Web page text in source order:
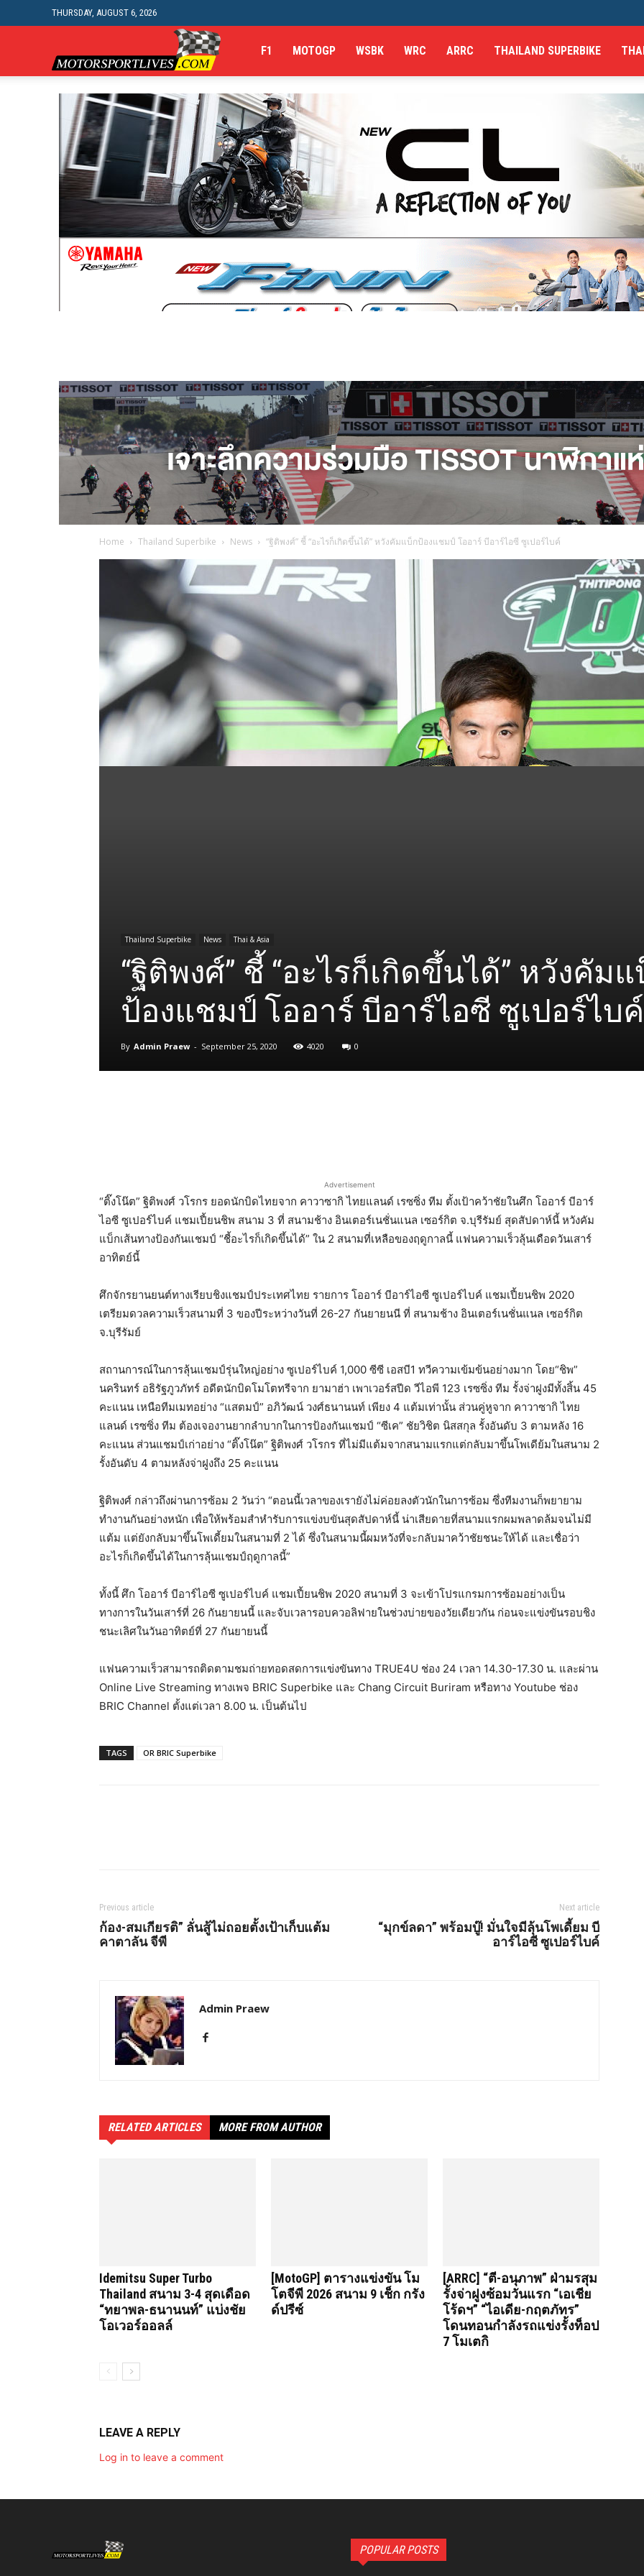
THURSDAY, AUGUST 6, 2026
Motorsportlives
F1 MOTOGP WSBK WRC ARRC THAILAND SUPERBIKE
Home Thailand Superbike News “ฐิติพงศ์” ชี้ “อะไรก็เกิดขึ้นได้” หวังคัมแบ็กป้องแชมป์ โออาร์ บีอาร์ไอซี ซูเปอร์ไบค์
Thailand Superbike News Thai & Asia
“ฐิติพงศ์” ชี้ “อะไรก็เกิดขึ้นได้” หวังคัม
ป้องแชมป์ โออาร์ บีอาร์ไอซี ซูเปอร์ไบค์
By Admin Praew - September 25, 2020 4020 0
Advertisement
“ติ๊งโน๊ต” ฐิติพงศ์ วโรกร ยอดนักบิดไทยจาก คาวาซากิ ไทยแลนด์ เรซซิ่ง ทีม ตั้งเป้าคว้าชัยในศึก โออาร์ บีอาร์
ไอซี ซูเปอร์ไบค์ แชมเปี้ยนชิพ สนาม 3 ที่ สนามช้าง อินเตอร์เนชั่นแนล เซอร์กิต จ.บุรีรัมย์ สุดสัปดาห์นี้ หวังคัม
แบ็กเส้นทางป้องกันแชมป์ “ชี้อะไรก็เกิดขึ้นได้” ใน 2 สนามที่เหลือของฤดูกาลนี้ แฟนความเร็วลุ้นเดือดวันเสาร์
อาทิตย์นี้
ศึกจักรยานยนต์ทางเรียบชิงแชมป์ประเทศไทย รายการ โออาร์ บีอาร์ไอซี ซูเปอร์ไบค์ แชมเปี้ยนชิพ 2020
เตรียมดวลความเร็วสนามที่ 3 ของปีระหว่างวันที่ 26-27 กันยายนนี ที่ สนามช้าง อินเตอร์เนชั่นแนล เซอร์กิต
จ.บุรีรัมย์
สถานการณ์ในการลุ้นแชมป์รุ่นใหญ่อย่าง ซูเปอร์ไบค์ 1,000 ซีซี เอสบี1 ทวีความเข้มข้นอย่างมาก โดย“ชิพ”
นครินทร์ อธิรัฐภูวภัทร์ อดีตนักบิดโมโตทรีจาก ยามาฮ่า เพาเวอร์สปีด วีไอพี 123 เรซซิ่ง ทีม รั้งจ่าฝูงมีทั้งสิ้น 45
คะแนน เหนือทีมเมทอย่าง “แสตมป์” อภิวัฒน์ วงศ์ธนานนท์ เพียง 4 แต้มเท่านั้น ส่วนคู่หูจาก คาวาซากิ ไทย
แลนด์ เรซซิ่ง ทีม ต้องเจองานยากลำบากในการป้องกันแชมป์ “ซีเค” ชัยวิชิต นิสสกุล รั้งอันดับ 3 ตามหลัง 16
คะแนน ส่วนแชมป์เก่าอย่าง “ติ๊งโน๊ต” ฐิติพงศ์ วโรกร ที่ไม่มีแต้มจากสนามแรกแต่กลับมาขึ้นโพเดีย้มในสนาม 2
รั้งอันดับ 4 ตามหลังจ่าฝูงถึง 25 คะแนน
ฐิติพงศ์ กล่าวถึงผ่านการซ้อม 2 วันว่า “ตอนนี้เวลาของเรายังไม่ค่อยลงตัวนักในการซ้อม ซึ่งทีมงานก็พยายาม
ทำงานกันอย่างหนัก เพื่อให้พร้อมสำหำรับการแข่งบขันสุดสัปดาห์นี้ น่าเสียดายที่สนามแรกผมพลาดล้มจนไม่มี
แต้ม แต่ยังกลับมาขึ้นโพเดี้ยมในสนามที่ 2 ได้ ซึ่งในสนามนี้ผมหวังที่จะกลับมาคว้าชัยชนะให้ได้ และเชื่อว่า
อะไรก็เกิดขึ้นได้ในการลุ้นแชมป์ฤดูกาลนี้”
ทั้งนี้ ศึก โออาร์ บีอาร์ไอซี ซูเปอร์ไบค์ แชมเปี้ยนชิพ 2020 สนามที่ 3 จะเข้าโปรแกรมการซ้อมอย่างเป็น
ทางการในวันเสาร์ที่ 26 กันยายนนี้ และจับเวลารอบควอลิฟายในช่วงบ่ายของวัยเดียวกัน ก่อนจะแข่งขันรอบชิง
ชนะเลิศในวันอาทิตย์ที่ 27 กันยายนนี้
แฟนความเร็วสามารถติดตามชมถ่ายทอดสดการแข่งขันทาง TRUE4U ช่อง 24 เวลา 14.30-17.30 น. และผ่าน
Online Live Streaming ทางเพจ BRIC Superbike และ Chang Circuit Buriram หรือทาง Youtube ช่อง
BRIC Channel ตั้งแต่เวลา 8.00 น. เป็นต้นไป
TAGS OR BRIC Superbike
Previous article
ก้อง-สมเกียรติ” ลั่นสู้ไม่ถอยตั้งเป้าเก็บแต้ม
คาตาลัน จีพี
Next article
“มุกข์ลดา” พร้อมบู๊! มั่นใจมีลุ้นโพเดี้ยม บี
อาร์ไอซี ซูเปอร์ไบค์
Admin Praew
RELATED ARTICLES MORE FROM AUTHOR
Idemitsu Super Turbo
Thailand สนาม 3-4 สุดเดือด
“ทยาพล-ธนานนท์” แบ่งชัย
โอเวอร์ออลล์
[MotoGP] ตารางแข่งขัน โม
โตจีพี 2026 สนาม 9 เช็ก กรัง
ด์ปรีซ์
[ARRC] “ตี-อนุภาพ” ฝ่ามรสุม
รั้งจ่าฝูงซ้อมวันแรก “เอเชีย
โร้ดฯ” “ไอเดีย-กฤตภัทร”
โดนทอนกำลังรถแข่งรั้งท็อป
7 โมเตกิ
LEAVE A REPLY
Log in to leave a comment
POPULAR POSTS